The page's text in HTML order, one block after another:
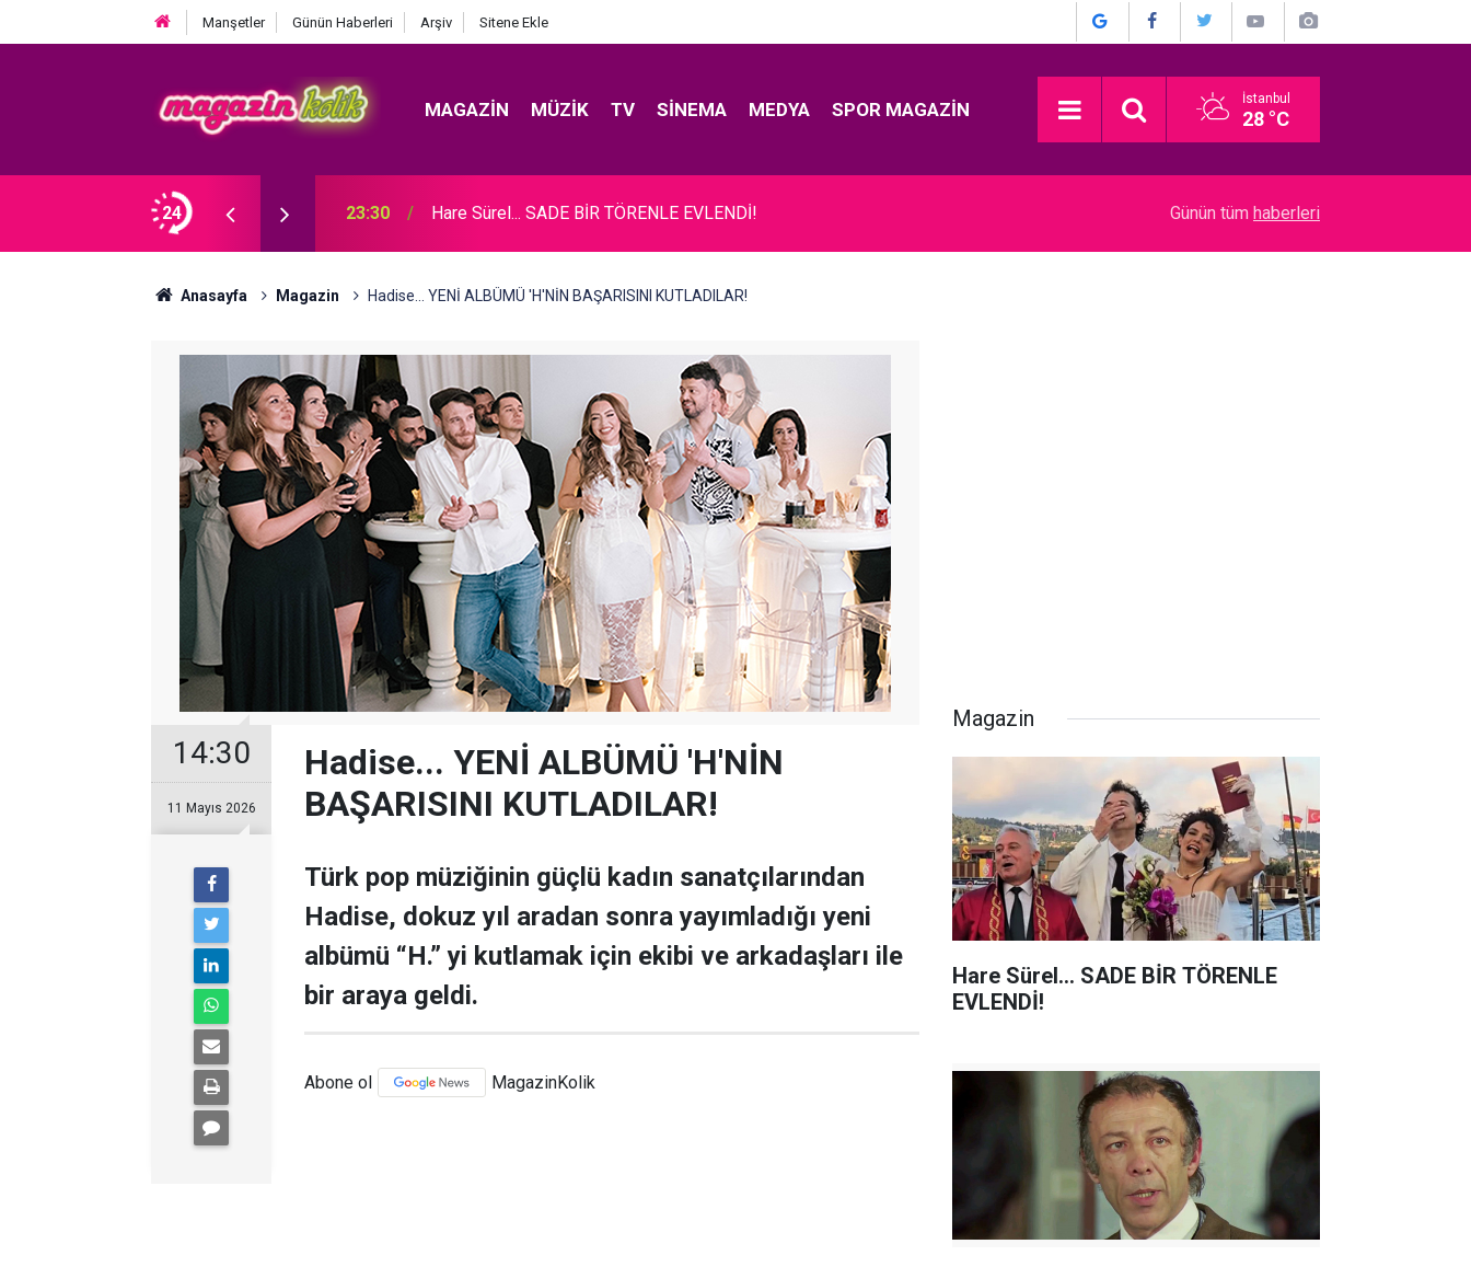
Manşetler Günün Haberleri Arşiv Sitene Ekle
MAGAZIN MÜZIK TV SINEMA MEDYA SPOR MAGAZIN İstanbul
28 °C
24
Bayraşa... SÜRPRİZ İŞ BİRLİĞİ! 23:30 Hare Sürel... SADE BİR TÖRENLE EVLENDİ! Münir Özkul... İŞTE HİÇ KİMSENİN BİLMEDİĞİ
Günün tüm haberleri
Anasayfa Magazin Hadise... YENİ ALBÜMÜ 'H'NİN BAŞARISINI KUTLADILAR!
14:30
11 Mayıs 2026
Hadise... YENİ ALBÜMÜ 'H'NİN
BAŞARISINI KUTLADILAR!
Türk pop müziğinin güçlü kadın sanatçılarından
Hadise, dokuz yıl aradan sonra yayımladığı yeni
albümü “H.” yi kutlamak için ekibi ve arkadaşları ile
bir araya geldi.
Abone ol MagazinKolik
Magazin
Hare Sürel... SADE BİR TÖRENLE
EVLENDİ!